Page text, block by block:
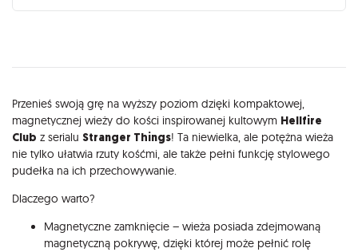
Opis
Przenieś swoją grę na wyższy poziom dzięki kompaktowej,
magnetycznej wieży do kości inspirowanej kultowym Hellfire
Club z serialu Stranger Things! Ta niewielka, ale potężna wieża
nie tylko ułatwia rzuty kośćmi, ale także pełni funkcję stylowego
pudełka na ich przechowywanie.
Dlaczego warto?
Magnetyczne zamknięcie – wieża posiada zdejmowaną
magnetyczną pokrywę, dzięki której może pełnić rolę